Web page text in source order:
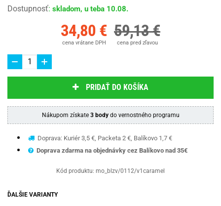
Dostupnosť: skladom, u teba 10.08.
34,80 €
cena vrátane DPH
59,13 €
cena pred zľavou
PRIDAŤ DO KOŠÍKA
Nákupom získate 3 bodydo vernostného programu
Doprava: Kuriér 3,5 €, Packeta 2 €, Balíkovo 1,7 €
Doprava zdarma na objednávky cez Balíkovo nad 35€
Kód produktu: mo_blzv/0112/v1caramel
ĎALŠIE VARIANTY